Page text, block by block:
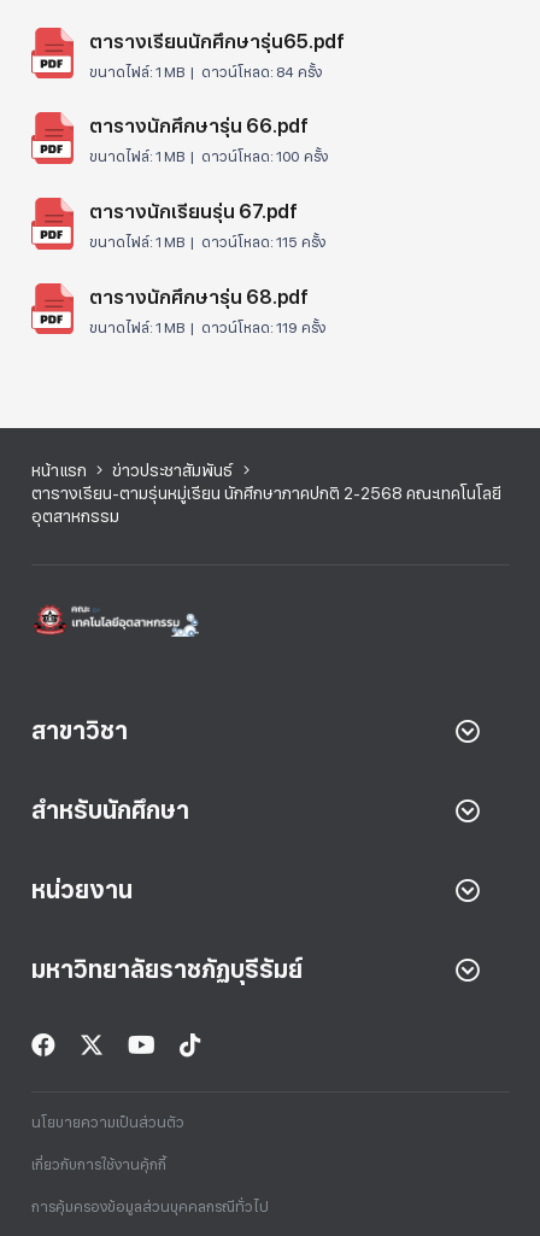
ตารางเรียนนักศึกษารุ่น65.pdf
ขนาดไฟล์: 1 MB | ดาวน์โหลด: 84 ครั้ง
ตารางนักศึกษารุ่น 66.pdf
ขนาดไฟล์: 1 MB | ดาวน์โหลด: 100 ครั้ง
ตารางนักเรียนรุ่น 67.pdf
ขนาดไฟล์: 1 MB | ดาวน์โหลด: 115 ครั้ง
ตารางนักศึกษารุ่น 68.pdf
ขนาดไฟล์: 1 MB | ดาวน์โหลด: 119 ครั้ง
หน้าแรก
ข่าวประชาสัมพันธ์
ตารางเรียน-ตามรุ่นหมู่เรียน นักศึกษาภาคปกติ 2-2568 คณะเทคโนโลยี
อุตสาหกรรม
สาขาวิชา
สำหรับนักศึกษา
หน่วยงาน
มหาวิทยาลัยราชภัฏบุรีรัมย์
นโยบายความเป็นส่วนตัว
เกี่ยวกับการใช้งานคุ้กกี้
การคุ้มครองข้อมูลส่วนบุคคลกรณีทั่วไป